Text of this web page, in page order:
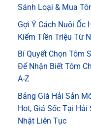
Sánh Loại & Mua
Gợi Ý Cách Nuôi Ốc
Kiếm Tiền Triệu Từ
Bí Quyết Chọn Tôm
Để Nhận Biết Tôm
A-Z
Bảng Giá Hải Sản
Hot, Giá Sốc Tại
Nhật Liên Tục